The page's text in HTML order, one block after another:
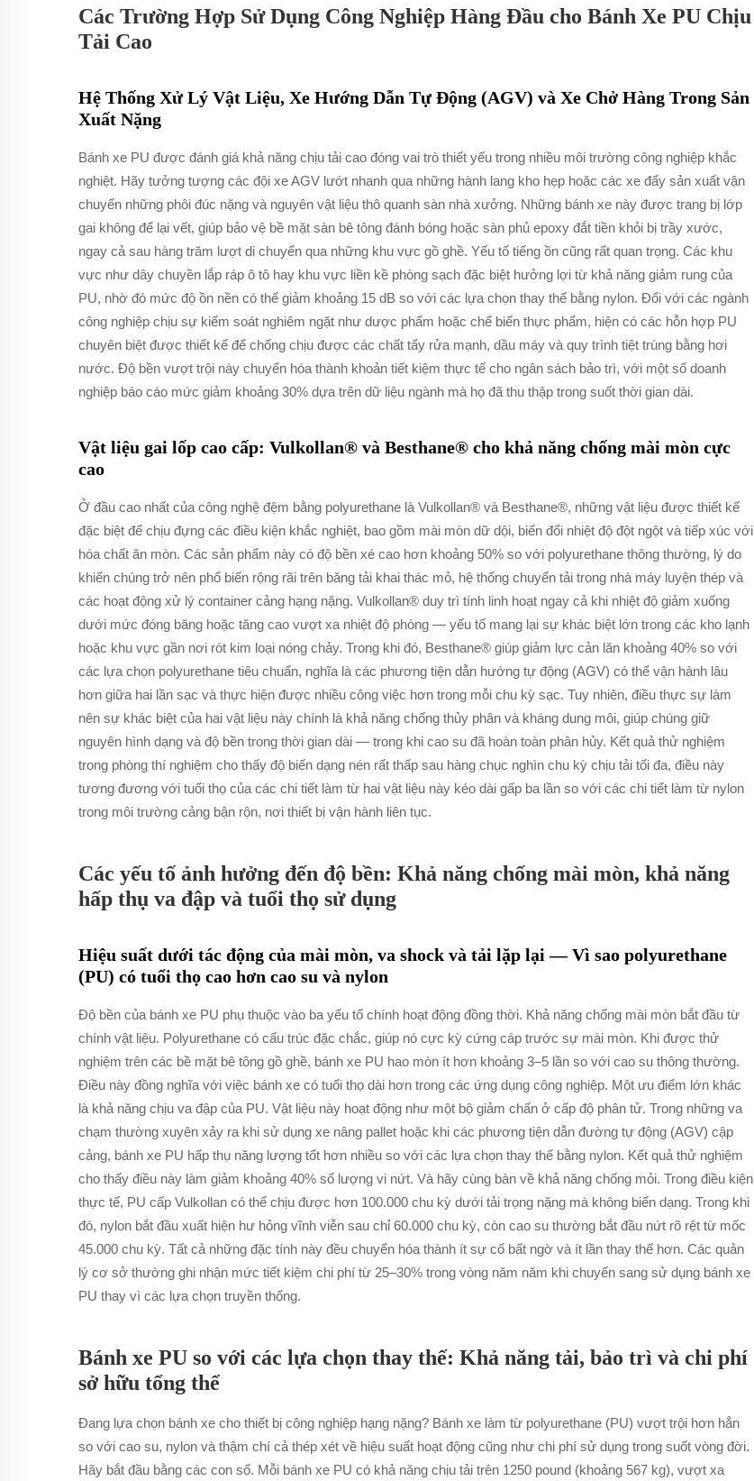
Các Trường Hợp Sử Dụng Công Nghiệp Hàng Đầu cho Bánh Xe PU Chịu
Tải Cao
Hệ Thống Xử Lý Vật Liệu, Xe Hướng Dẫn Tự Động (AGV) và Xe Chở Hàng Trong Sản
Xuất Nặng
Bánh xe PU được đánh giá khả năng chịu tải cao đóng vai trò thiết yếu trong nhiều môi trường công nghiệp khắc
nghiệt. Hãy tưởng tượng các đội xe AGV lướt nhanh qua những hành lang kho hẹp hoặc các xe đẩy sản xuất vận
chuyển những phôi đúc nặng và nguyên vật liệu thô quanh sàn nhà xưởng. Những bánh xe này được trang bị lớp
gai không để lại vết, giúp bảo vệ bề mặt sàn bê tông đánh bóng hoặc sàn phủ epoxy đắt tiền khỏi bị trầy xước,
ngay cả sau hàng trăm lượt di chuyển qua những khu vực gồ ghề. Yếu tố tiếng ồn cũng rất quan trọng. Các khu
vực như dây chuyền lắp ráp ô tô hay khu vực liền kề phòng sạch đặc biệt hưởng lợi từ khả năng giảm rung của
PU, nhờ đó mức độ ồn nền có thể giảm khoảng 15 dB so với các lựa chọn thay thế bằng nylon. Đối với các ngành
công nghiệp chịu sự kiểm soát nghiêm ngặt như dược phẩm hoặc chế biến thực phẩm, hiện có các hỗn hợp PU
chuyên biệt được thiết kế để chống chịu được các chất tẩy rửa mạnh, dầu máy và quy trình tiệt trùng bằng hơi
nước. Độ bền vượt trội này chuyển hóa thành khoản tiết kiệm thực tế cho ngân sách bảo trì, với một số doanh
nghiệp báo cáo mức giảm khoảng 30% dựa trên dữ liệu ngành mà họ đã thu thập trong suốt thời gian dài.
Vật liệu gai lốp cao cấp: Vulkollan® và Besthane® cho khả năng chống mài mòn cực
cao
Ở đầu cao nhất của công nghệ đệm bằng polyurethane là Vulkollan® và Besthane®, những vật liệu được thiết kế
đặc biệt để chịu đựng các điều kiện khắc nghiệt, bao gồm mài mòn dữ dội, biến đổi nhiệt độ đột ngột và tiếp xúc với
hóa chất ăn mòn. Các sản phẩm này có độ bền xé cao hơn khoảng 50% so với polyurethane thông thường, lý do
khiến chúng trở nên phổ biến rộng rãi trên băng tải khai thác mỏ, hệ thống chuyển tải trong nhà máy luyện thép và
các hoạt động xử lý container cảng hạng nặng. Vulkollan® duy trì tính linh hoạt ngay cả khi nhiệt độ giảm xuống
dưới mức đóng băng hoặc tăng cao vượt xa nhiệt độ phòng — yếu tố mang lại sự khác biệt lớn trong các kho lạnh
hoặc khu vực gần nơi rót kim loại nóng chảy. Trong khi đó, Besthane® giúp giảm lực cản lăn khoảng 40% so với
các lựa chọn polyurethane tiêu chuẩn, nghĩa là các phương tiện dẫn hướng tự động (AGV) có thể vận hành lâu
hơn giữa hai lần sạc và thực hiện được nhiều công việc hơn trong mỗi chu kỳ sạc. Tuy nhiên, điều thực sự làm
nên sự khác biệt của hai vật liệu này chính là khả năng chống thủy phân và kháng dung môi, giúp chúng giữ
nguyên hình dạng và độ bền trong thời gian dài — trong khi cao su đã hoàn toàn phân hủy. Kết quả thử nghiệm
trong phòng thí nghiệm cho thấy độ biến dạng nén rất thấp sau hàng chục nghìn chu kỳ chịu tải tối đa, điều này
tương đương với tuổi thọ của các chi tiết làm từ hai vật liệu này kéo dài gấp ba lần so với các chi tiết làm từ nylon
trong môi trường cảng bận rộn, nơi thiết bị vận hành liên tục.
Các yếu tố ảnh hưởng đến độ bền: Khả năng chống mài mòn, khả năng
hấp thụ va đập và tuổi thọ sử dụng
Hiệu suất dưới tác động của mài mòn, va shock và tải lặp lại — Vì sao polyurethane
(PU) có tuổi thọ cao hơn cao su và nylon
Độ bền của bánh xe PU phụ thuộc vào ba yếu tố chính hoạt động đồng thời. Khả năng chống mài mòn bắt đầu từ
chính vật liệu. Polyurethane có cấu trúc đặc chắc, giúp nó cực kỳ cứng cáp trước sự mài mòn. Khi được thử
nghiệm trên các bề mặt bê tông gồ ghề, bánh xe PU hao mòn ít hơn khoảng 3–5 lần so với cao su thông thường.
Điều này đồng nghĩa với việc bánh xe có tuổi thọ dài hơn trong các ứng dụng công nghiệp. Một ưu điểm lớn khác
là khả năng chịu va đập của PU. Vật liệu này hoạt động như một bộ giảm chấn ở cấp độ phân tử. Trong những va
chạm thường xuyên xảy ra khi sử dụng xe nâng pallet hoặc khi các phương tiện dẫn đường tự động (AGV) cập
cảng, bánh xe PU hấp thụ năng lượng tốt hơn nhiều so với các lựa chọn thay thế bằng nylon. Kết quả thử nghiệm
cho thấy điều này làm giảm khoảng 40% số lượng vi nứt. Và hãy cùng bàn về khả năng chống mỏi. Trong điều kiện
thực tế, PU cấp Vulkollan có thể chịu được hơn 100.000 chu kỳ dưới tải trọng nặng mà không biến dạng. Trong khi
đó, nylon bắt đầu xuất hiện hư hỏng vĩnh viễn sau chỉ 60.000 chu kỳ, còn cao su thường bắt đầu nứt rõ rệt từ mốc
45.000 chu kỳ. Tất cả những đặc tính này đều chuyển hóa thành ít sự cố bất ngờ và ít lần thay thế hơn. Các quản
lý cơ sở thường ghi nhận mức tiết kiệm chi phí từ 25–30% trong vòng năm năm khi chuyển sang sử dụng bánh xe
PU thay vì các lựa chọn truyền thống.
Bánh xe PU so với các lựa chọn thay thế: Khả năng tải, bảo trì và chi phí
sở hữu tổng thể
Đang lựa chọn bánh xe cho thiết bị công nghiệp hạng nặng? Bánh xe làm từ polyurethane (PU) vượt trội hơn hẳn
so với cao su, nylon và thậm chí cả thép xét về hiệu suất hoạt động cũng như chi phí sử dụng trong suốt vòng đời.
Hãy bắt đầu bằng các con số. Mỗi bánh xe PU có khả năng chịu tải trên 1250 pound (khoảng 567 kg), vượt xa